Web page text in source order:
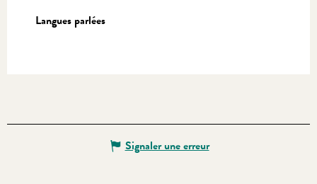
Langues parlées
Langues parlées
Signaler une erreur